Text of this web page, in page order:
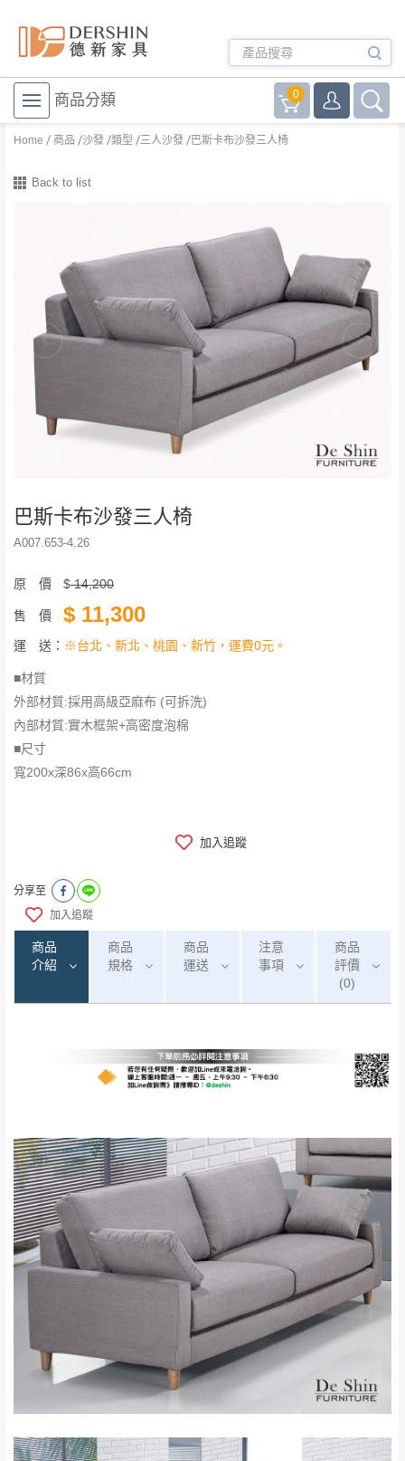
商品分類 0
Home 商品 沙發 類型 三人沙發 巴斯卡布沙發三人椅
Back to list
巴斯卡布沙發三人椅
A007.653-4.26
原 價 $14,200
售 價 $ 11,300
運 送： ※台北、新北、桃園、新竹，運費0元。
■材質
外部材質:採用高級亞麻布 (可拆洗)
內部材質:實木框架+高密度泡棉
■尺寸
寬200x深86x高66cm
加入追蹤
分享至
加入追蹤
商品
介紹
商品
規格
商品
運送
注意
事項
商品
評價
(0)
運 費 說 明
運送地區 運送費用
偏遠地區
（請先線上詢問 LINE
→
）
桃園
免 運
費
復興鄉
新竹
峨眉鄉、五峰鄉、
橫山、北埔鄉、尖
石鄉、寶山鄉山
區、新埔山區、芎
林山區、關西 玉山
注意事項：
品項繁多，網頁無法及時更新，如有需
Line客服」來信確認商品是否有「現貨」與
「金額」。
若商品價格或庫存有異常，商家有權取消訂
單。
部分網路商品恕無法更改原設計或客製，敬請
見諒！
接單後二日內(不含例假日)，我們客服會與您
電話聯絡或E-Mail通知確認訂單。
服 LINE → @dershin）
下單前先詢問是否現貨，若未詢問下單後無
現貨我們客服會再來電或E-Mail與您聯絡
（洽詢方式請搜尋 Line ID → @dershin）
地區恕無法提供運送 (詳見運送規章)。
(0)筆
全部 依評論高至低排列
依評論低至高排列 只顯示附上圖片
只顯示附上評論